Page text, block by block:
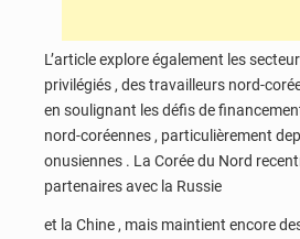
L’article explore également les
privilégiés , des travailleurs nord-
en soulignant les défis de
nord-coréennes , particulièrement
onusiennes . La Corée du Nord
partenaires avec la Russie
et la Chine , mais maintient encore